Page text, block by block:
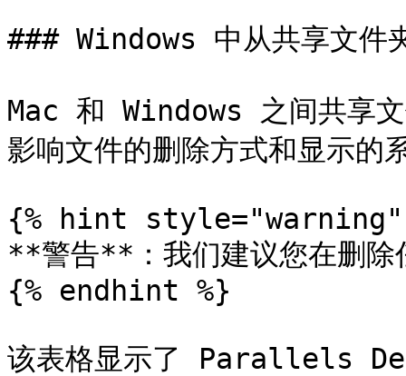
### Windows 中从共享文件
Mac 和 Windows 之间共享文
影响文件的删除方式和显示的
{% hint style="warning"
**警告**：我们建议您在删除
{% endhint %}
该表格显示了 Parallels